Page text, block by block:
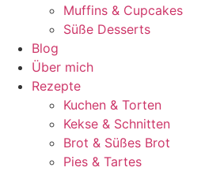
Muffins & Cupcakes
Süße Desserts
Blog
Über mich
Rezepte
Kuchen & Torten
Kekse & Schnitten
Brot & Süßes Brot
Pies & Tartes